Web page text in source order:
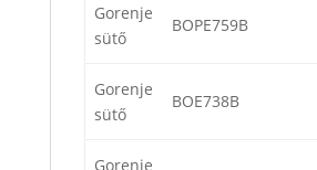
Gorenje
sütő
BOPE759B
Gorenje
sütő
BOE738B
Gorenje